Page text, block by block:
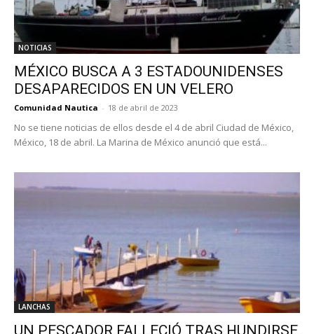
NOTICIAS
MÉXICO BUSCA A 3 ESTADOUNIDENSES
DESAPARECIDOS EN UN VELERO
Comunidad Nautica - 18 de abril de 2023
No se tiene noticias de ellos desde el 4 de abril Ciudad de México,
México, 18 de abril. La Marina de México anunció que está...
LANCHAS